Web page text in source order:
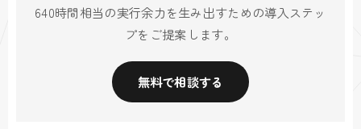
640時間相当の実行余力を生み出すための導入ステッ
プをご提案します。
無料で相談する